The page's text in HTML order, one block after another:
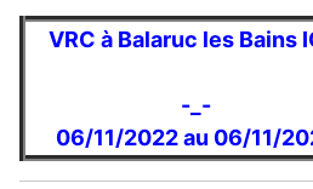
VRC à Balaruc les Bains
-_-
06/11/2022 au 06/11/